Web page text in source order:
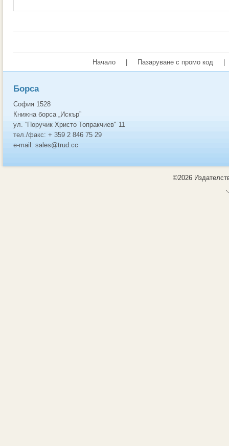
Начало Пазаруване с промо код
Борса
София 1528
Книжна борса „Искър”
ул. “Поручик Христо Топракчиев" 11
тел./факс: + 359 2 846 75 29
e-mail: sales@trud.cc
©2026